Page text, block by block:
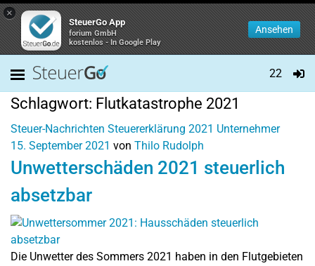
×
SteuerGo App
forium GmbH
kostenlos - In Google Play
Ansehen
22
Schlagwort: Flutkatastrophe 2021
Steuer-Nachrichten Steuererklärung 2021 Unternehmer
15. September 2021 von Thilo Rudolph
Unwetterschäden 2021 steuerlich
absetzbar
Die Unwetter des Sommers 2021 haben in den Flutgebieten